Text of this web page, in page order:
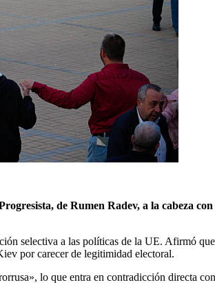
de Rumen Radev, a la cabeza
selectiva a las políticas de la UE. Afirmó
por carecer de legitimidad electoral.
lo que entra en contradicción directa